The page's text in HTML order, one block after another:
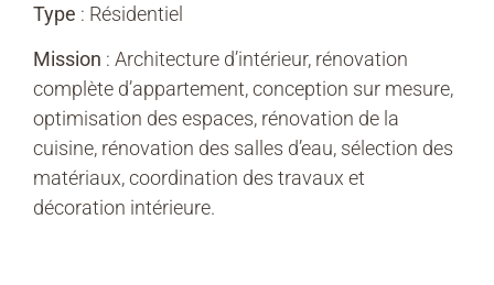
Type : Résidentiel
Mission : Architecture d’intérieur, rénovation
complète d’appartement, conception sur mesure,
optimisation des espaces, rénovation de la
cuisine, rénovation des salles d’eau, sélection des
matériaux, coordination des travaux et
décoration intérieure.